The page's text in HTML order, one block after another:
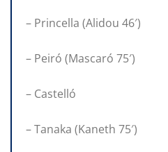
– Princella (Alidou 46′)
– Peiró (Mascaró 75′)
– Castelló
– Tanaka (Kaneth 75′)